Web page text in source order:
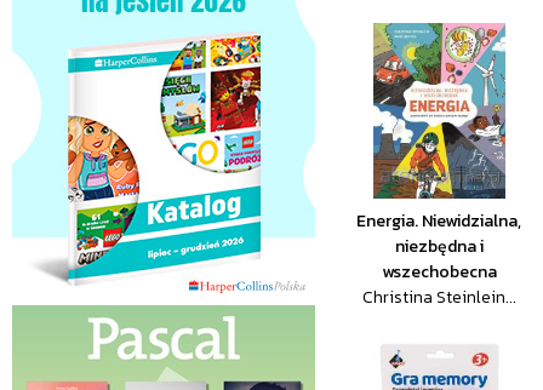
Energia. Niewidzialna,
niezbędna i
wszechobecna
Christina Steinlein...